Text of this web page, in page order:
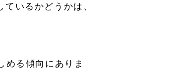
いるかどうかは、
める傾向にありま